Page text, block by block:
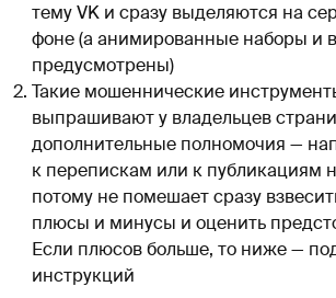
тему VK и сразу выделяются на
фоне (а анимированные наборы и
предусмотрены)
Такие мошеннические
выпрашивают у владельцев
дополнительные полномочия —
к перепискам или к публикациям
потому не помешает сразу
плюсы и минусы и оценить
Если плюсов больше, то ниже —
инструкций